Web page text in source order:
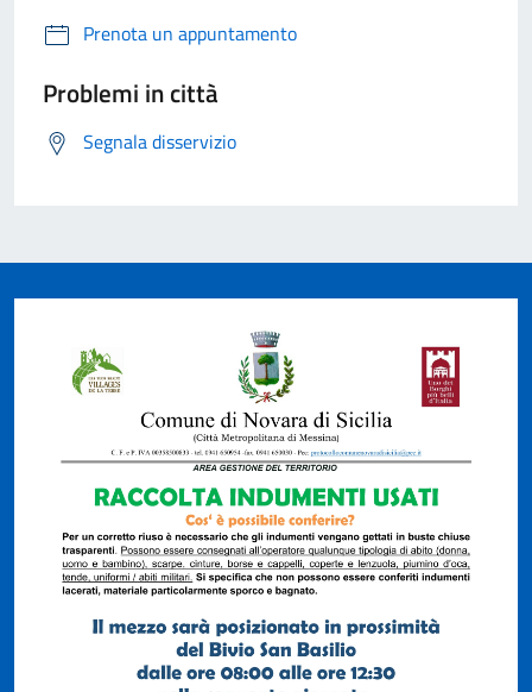
Prenota un appuntamento
Problemi in città
Segnala disservizio